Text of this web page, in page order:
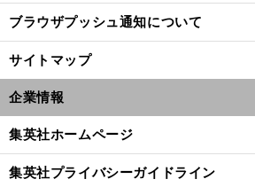
ブラウザプッシュ通知について
サイトマップ
企業情報
集英社ホームページ
集英社プライバシーガイドライン